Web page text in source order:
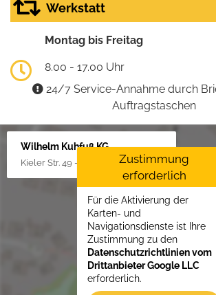
Werkstatt
Montag bis Freitag
8.00 - 17.00 Uhr
24/7 Service-Annahme durch
Auftragstaschen
Wilhelm Kuhfuß KG
Kieler Str. 49 - 51, 25451 Quickborn
Zustimmung
erforderlich
Für die Aktivierung der
Karten- und
Navigationsdienste ist Ihre
Zustimmung zu den
Datenschutzrichtlinien vom
Drittanbieter Google LLC
erforderlich.